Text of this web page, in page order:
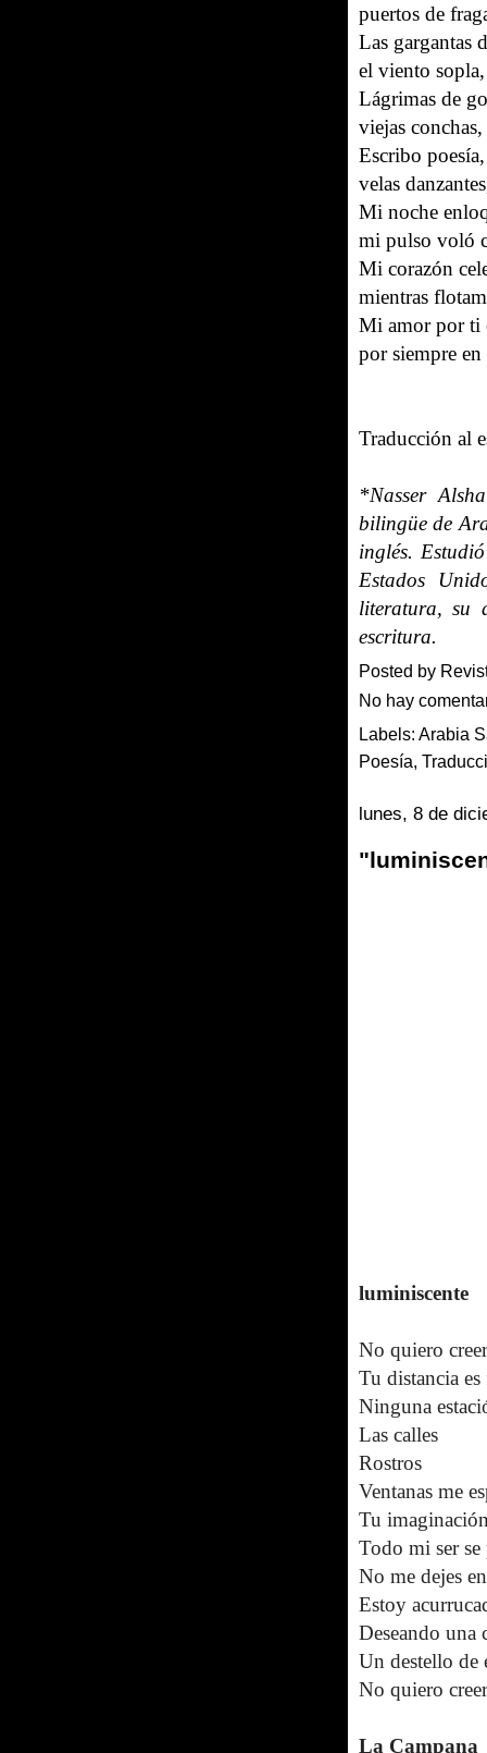
puertos de
Las gargantas
el viento
Lágrimas de
viejas
Escribo
velas
Mi noche
mi pulso voló
Mi corazón
mientras
Mi amor por ti
por siempre
Traducción al
*Nasser
bilingüe de
inglés.
Estados
literatura, su
escritura.
Posted by
No hay
Labels: Arabia
Poesía,
lunes, 8 de
luminiscente
No quiero
Tu distancia
Ninguna
Las calles
Rostros
Ventanas me
Tu
Todo mi ser
No me dejes
Estoy
Deseando una
Un destello de
No quiero
La Campana